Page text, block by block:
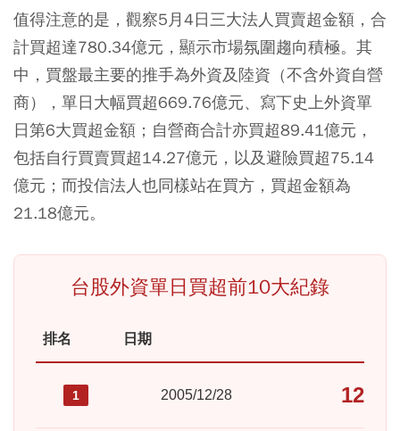
值得注意的是，觀察5月4日三大法人買賣超金額，合
計買超達780.34億元，顯示市場氛圍趨向積極。其
中，買盤最主要的推手為外資及陸資（不含外資自營
商），單日大幅買超669.76億元、寫下史上外資單
日第6大買超金額；自營商合計亦買超89.41億元，
包括自行買賣買超14.27億元，以及避險買超75.14
億元；而投信法人也同樣站在買方，買超金額為
21.18億元。
台股外資單日買超前10大紀錄
排名 日期
1 2005/12/28 1253